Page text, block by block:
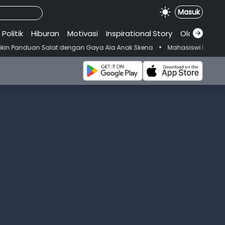
Masuk
Politik Hiburan Motivasi Inspirational.Story Olahraga
dengan Gaya Ala Anak Skena • Mahasiswi Prodi FKM-Undana